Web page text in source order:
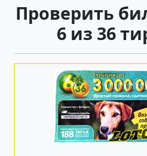
Проверить
6 из 36